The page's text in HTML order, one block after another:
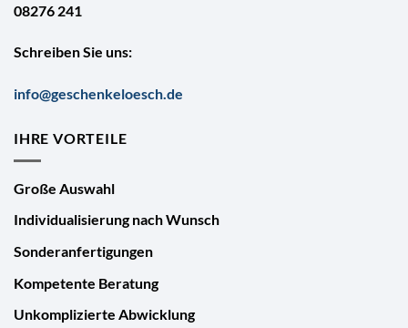
08276 241
Schreiben Sie uns:
info@geschenkeloesch.de
IHRE VORTEILE
Große Auswahl
Individualisierung nach Wunsch
Sonderanfertigungen
Kompetente Beratung
Unkomplizierte Abwicklung